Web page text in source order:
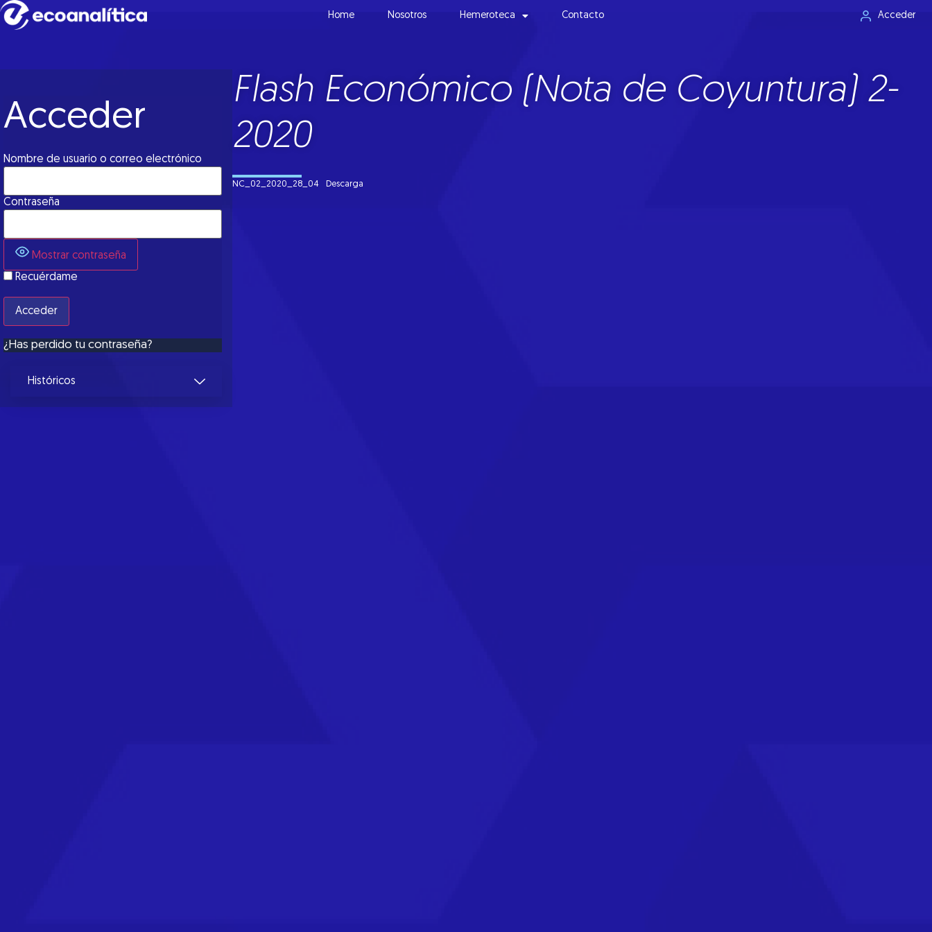
Home Nosotros Hemeroteca Contacto Acceder
Acceder
Nombre de usuario o correo electrónico
Contraseña
Mostrar contraseña
Recuérdame
¿Has perdido tu contraseña?
Históricos
Flash Económico (Nota de Coyuntura) 2-
2020
NC_02_2020_28_04 Descarga